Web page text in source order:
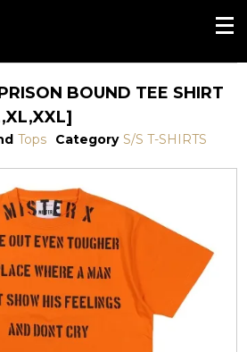
BOUND TEE SHIRT
Tops Category S/S T-SHIRTS